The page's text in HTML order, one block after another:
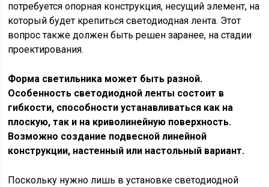
потребуется опорная конструкция, несущий элемент, на
который будет крепиться светодиодная лента. Этот
вопрос также должен быть решен заранее, на стадии
проектирования.
Форма светильника может быть разной.
Особенность светодиодной ленты состоит в
гибкости, способности устанавливаться как на
плоскую, так и на криволинейную поверхность.
Возможно создание подвесной линейной
конструкции, настенный или настольный вариант.
Поскольку нужно лишь в установке светодиодной